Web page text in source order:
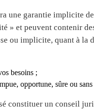
une garantie implicite
» et peuvent contenir
ou implicite, quant à
besoins ;
opportune, sûre ou sans
constituer un conseil